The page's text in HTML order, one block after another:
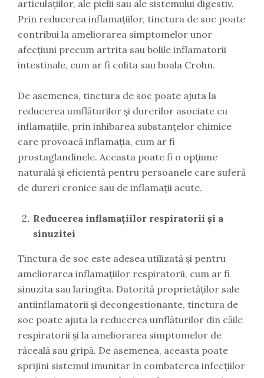
articulațiilor, ale pielii sau ale sistemului digestiv.
Prin reducerea inflamațiilor, tinctura de soc poate
contribui la ameliorarea simptomelor unor
afecțiuni precum artrita sau bolile inflamatorii
intestinale, cum ar fi colita sau boala Crohn.
De asemenea, tinctura de soc poate ajuta la
reducerea umflăturilor și durerilor asociate cu
inflamațiile, prin inhibarea substanțelor chimice
care provoacă inflamația, cum ar fi
prostaglandinele. Aceasta poate fi o opțiune
naturală și eficientă pentru persoanele care suferă
de dureri cronice sau de inflamații acute.
Reducerea inflamațiilor respiratorii și a
sinuzitei
Tinctura de soc este adesea utilizată și pentru
ameliorarea inflamațiilor respiratorii, cum ar fi
sinuzita sau laringita. Datorită proprietăților sale
antiinflamatorii și decongestionante, tinctura de
soc poate ajuta la reducerea umflăturilor din căile
respiratorii și la ameliorarea simptomelor de
răceală sau gripă. De asemenea, aceasta poate
sprijini sistemul imunitar în combaterea infecțiilor